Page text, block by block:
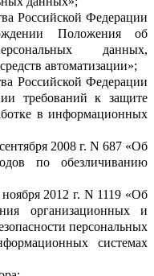
Российской Федерации
Положения об
данных,
автоматизации»;
Российской Федерации
требований к защите
в информационных
2008 г. N 687 «Об
по обезличиванию
2012 г. N 1119 «Об
организационных и
персональных
системах